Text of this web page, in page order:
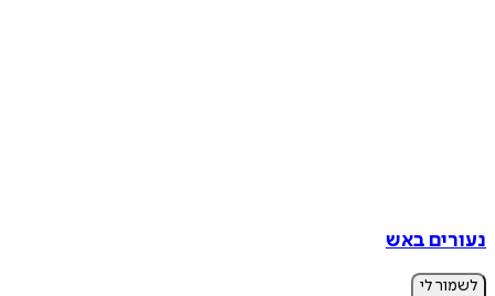
נעורים באש
לשמור לי